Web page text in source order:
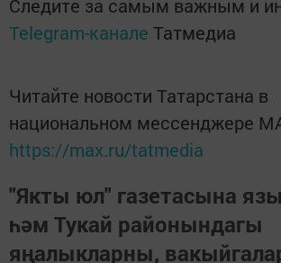
Следите за самым важным и
Telegram-канале Татмедиа
Читайте новости Татарстана в
национальном мессенджере
https://max.ru/tatmedia
"Якты юл" газетасына
һәм Тукай районындагы
яңалыкларны,